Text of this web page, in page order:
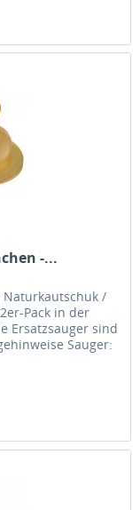
-...
Naturkautschuk /
Pack in der
Ersatzsauger sind
Sauger: